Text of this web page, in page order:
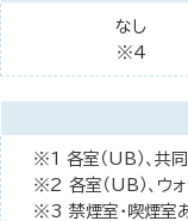
なし
※4
※1 各室（UB）、共同
※2 各室（UB）、ウォ
※3 禁煙室・喫煙室あ